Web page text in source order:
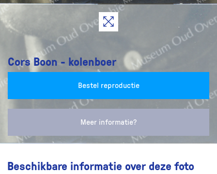
Cors Boon - kolenboer
Bestel reproductie
Meer informatie?
Beschikbare informatie over deze foto